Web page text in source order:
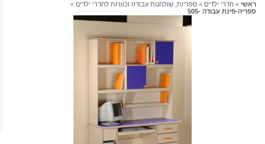
ראשי > חדרי ילדים > ספריות, שולחנות עבודה וכוורות לחדרי ילדים >
ספריה-פינת עבודה -505